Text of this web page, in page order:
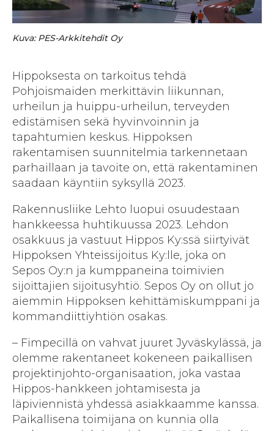
Kuva: PES-Arkkitehdit Oy
Hippoksesta on tarkoitus tehdä
Pohjoismaiden merkittävin liikunnan,
urheilun ja huippu-urheilun, terveyden
edistämisen sekä hyvinvoinnin ja
tapahtumien keskus. Hippoksen
rakentamisen suunnitelmia tarkennetaan
parhaillaan ja tavoite on, että rakentaminen
saadaan käyntiin syksyllä 2023.
Rakennusliike Lehto luopui osuudestaan
hankkeessa huhtikuussa 2023. Lehdon
osakkuus ja vastuut Hippos Ky:ssä siirtyivät
Hippoksen Yhteissijoitus Ky:lle, joka on
Sepos Oy:n ja kumppaneina toimivien
sijoittajien sijoitusyhtiö. Sepos Oy on ollut jo
aiemmin Hippoksen kehittämiskumppani ja
kommandiittiyhtiön osakas.
– Fimpecillä on vahvat juuret Jyväskylässä, ja
olemme rakentaneet kokeneen paikallisen
projektinjohto-organisaation, joka vastaa
Hippos-hankkeen johtamisesta ja
läpiviennistä yhdessä asiakkaamme kanssa.
Paikallisena toimijana on kunnia olla